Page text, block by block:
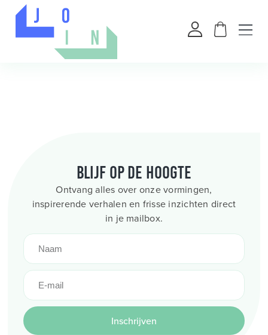
Blijf op de hoogte
Ontvang alles over onze vormingen,
inspirerende verhalen en frisse inzichten direct
in je mailbox.
Inschrijven